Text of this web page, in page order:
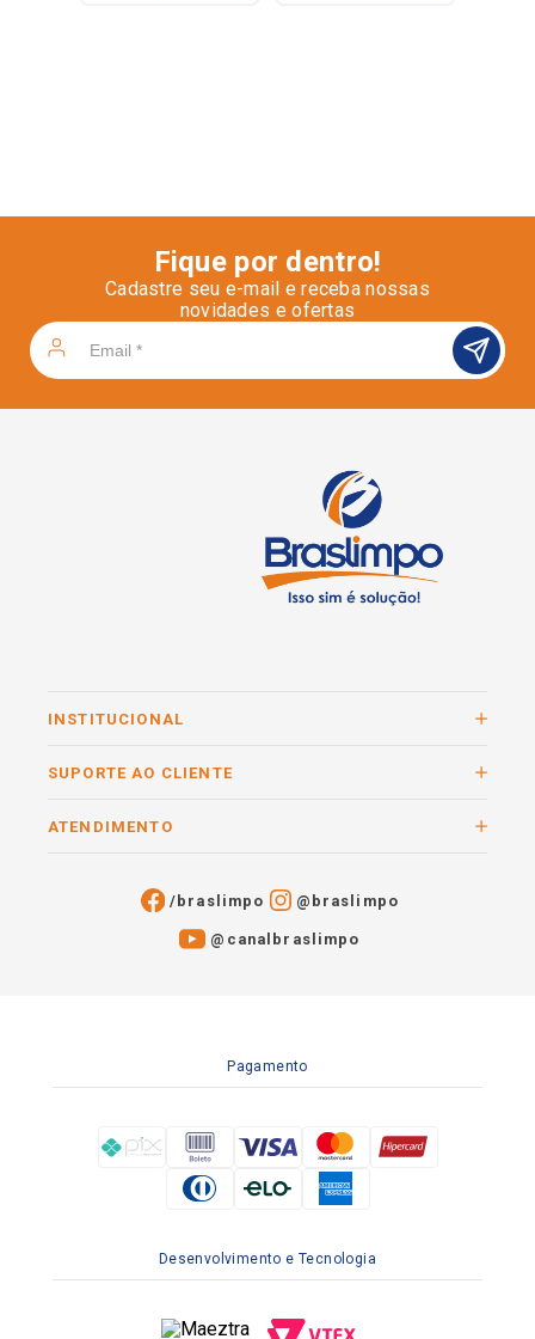
Fique por dentro!
Cadastre seu e-mail e receba nossas
novidades e ofertas
INSTITUCIONAL
SUPORTE AO CLIENTE
ATENDIMENTO
/braslimpo @braslimpo
@canalbraslimpo​
Pagamento
Desenvolvimento e Tecnologia